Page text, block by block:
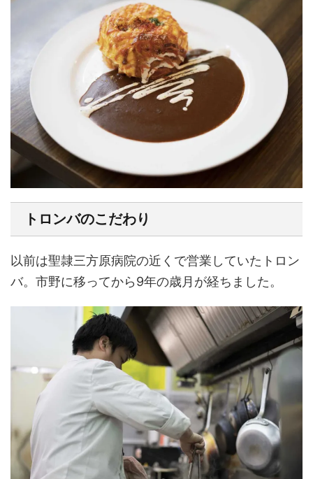
トロンバのこだわり
以前は聖隷三方原病院の近くで営業していたトロン
バ。市野に移ってから9年の歳月が経ちました。